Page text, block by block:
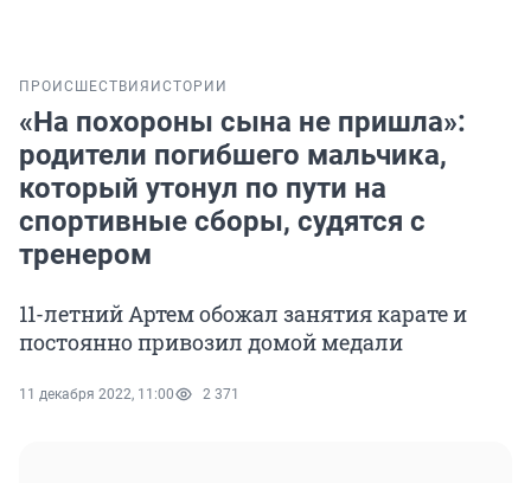
ПРОИСШЕСТВИЯ ИСТОРИИ
«На похороны сына не пришла»:
родители погибшего мальчика,
который утонул по пути на
спортивные сборы, судятся с
тренером
11-летний Артем обожал занятия карате и
постоянно привозил домой медали
11 декабря 2022, 11:00 2 371